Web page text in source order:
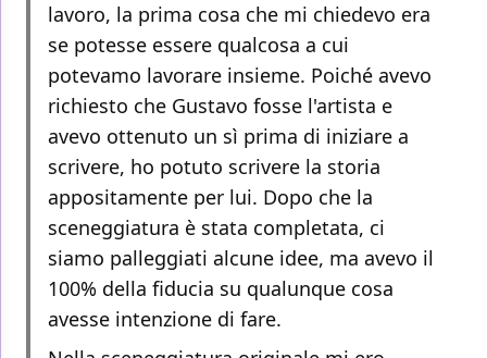
lavoro, la prima cosa che mi chiedevo era
se potesse essere qualcosa a cui
potevamo lavorare insieme. Poiché avevo
richiesto che Gustavo fosse l'artista e
avevo ottenuto un sì prima di iniziare a
scrivere, ho potuto scrivere la storia
appositamente per lui. Dopo che la
sceneggiatura è stata completata, ci
siamo palleggiati alcune idee, ma avevo il
100% della fiducia su qualunque cosa
avesse intenzione di fare.